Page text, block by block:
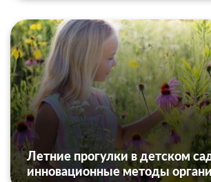
Летние прогулки в детском
инновационные методы